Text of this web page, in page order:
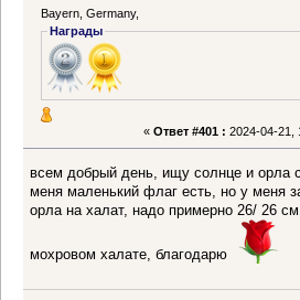
Bayern, Germany,
Награды
« Ответ #401 : 2024-04-21,
всем добрый день, ищу солнце и орла
меня маленький флаг есть, но у меня
орла на халат, надо примерно 26/ 26
мохровом халате, благодарю